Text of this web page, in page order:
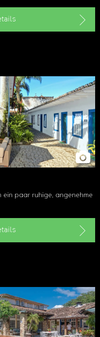
ein paar ruhige, angenehme